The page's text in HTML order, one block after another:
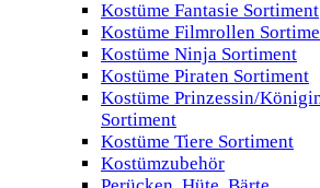
Kostüme Fantasie Sortiment
Kostüme Filmrollen
Kostüme Ninja Sortiment
Kostüme Piraten Sortiment
Kostüme Prinzessin/
Sortiment
Kostüme Tiere Sortiment
Kostümzubehör